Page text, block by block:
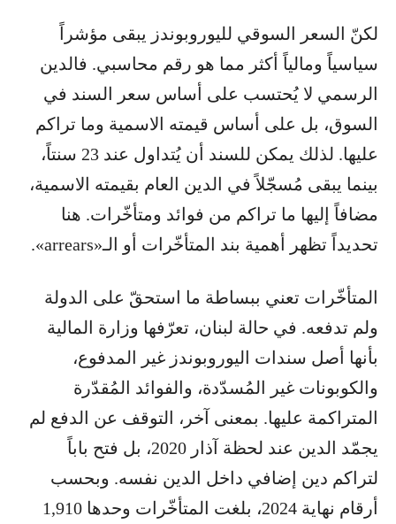
لكنّ السعر السوقي لليوروبوندز يبقى مؤشراً
سياسياً ومالياً أكثر مما هو رقم محاسبي. فالدين
الرسمي لا يُحتسب على أساس سعر السند في
السوق، بل على أساس قيمته الاسمية وما تراكم
عليها. لذلك يمكن للسند أن يُتداول عند 23 سنتاً،
بينما يبقى مُسجّلاً في الدين العام بقيمته الاسمية،
مضافاً إليها ما تراكم من فوائد ومتأخّرات. هنا
تحديداً تظهر أهمية بند المتأخّرات أو الـ«arrears».
المتأخّرات تعني ببساطة ما استحقّ على الدولة
ولم تدفعه. في حالة لبنان، تعرّفها وزارة المالية
بأنها أصل سندات اليوروبوندز غير المدفوع،
والكوبونات غير المُسدّدة، والفوائد المُقدّرة
المتراكمة عليها. بمعنى آخر، التوقف عن الدفع لم
يجمّد الدين عند لحظة آذار 2020، بل فتح باباً
لتراكم دين إضافي داخل الدين نفسه. وبحسب
أرقام نهاية 2024، بلغت المتأخّرات وحدها 1,910